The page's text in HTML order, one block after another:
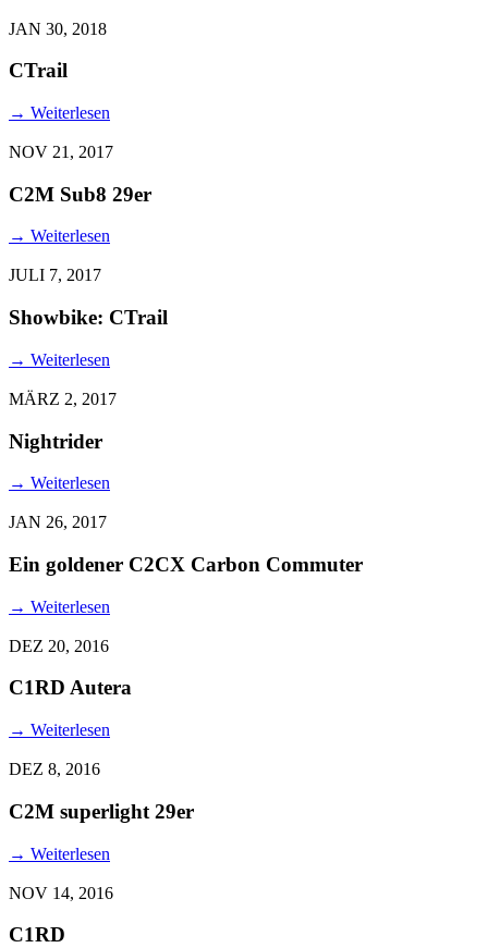
JAN 30, 2018
CTrail
→ Weiterlesen
NOV 21, 2017
C2M Sub8 29er
→ Weiterlesen
JULI 7, 2017
Showbike: CTrail
→ Weiterlesen
MÄRZ 2, 2017
Nightrider
→ Weiterlesen
JAN 26, 2017
Ein goldener C2CX Carbon Commuter
→ Weiterlesen
DEZ 20, 2016
C1RD Autera
→ Weiterlesen
DEZ 8, 2016
C2M superlight 29er
→ Weiterlesen
NOV 14, 2016
C1RD